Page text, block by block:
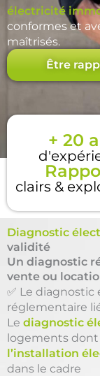
électricité
conformes et
maîtrisés.
Être
+ 20
clairs &
Diagnostic
validité
Un diagnostic
vente ou
✅ Le
réglementaire
Le diagnostic
logements dont
l’installation
dans le cadre